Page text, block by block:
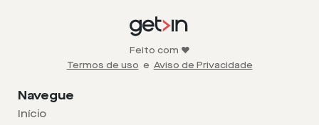
Feito com ❤️
Termos de uso e Aviso de Privacidade
Navegue
Início